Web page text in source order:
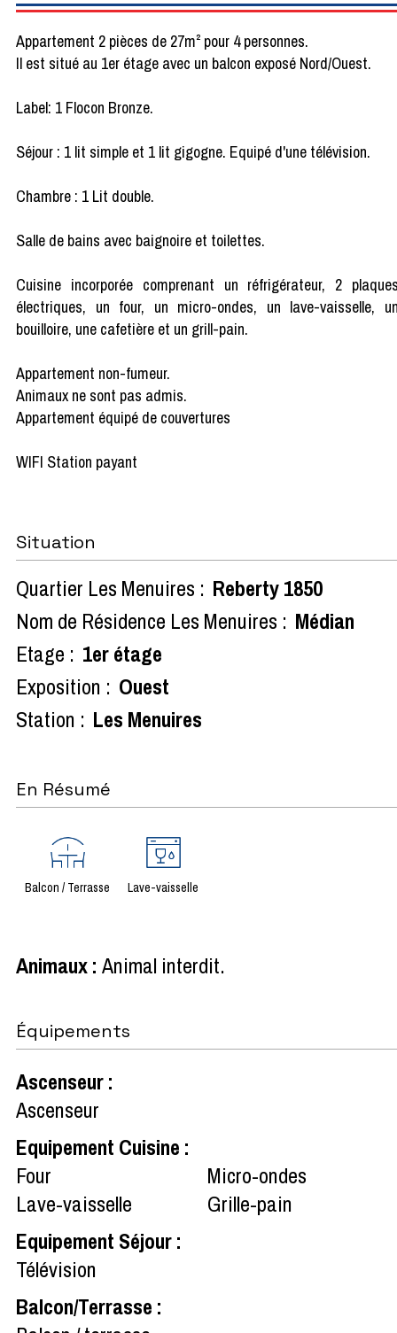
Appartement 2 pièces de 27m² pour 4 personnes.
Il est situé au 1er étage avec un balcon exposé Nord/Ouest.
Label: 1 Flocon Bronze.
Séjour : 1 lit simple et 1 lit gigogne. Equipé d'une télévision.
Chambre : 1 Lit double.
Salle de bains avec baignoire et toilettes.
Cuisine incorporée comprenant un réfrigérateur, 2
électriques, un four, un micro-ondes, un lave-vaisselle,
bouilloire, une cafetière et un grill-pain.
Appartement non-fumeur.
Animaux ne sont pas admis.
Appartement équipé de couvertures
WIFI Station payant
Situation
Quartier Les Menuires : Reberty 1850
Nom de Résidence Les Menuires : Médian
Etage : 1er étage
Exposition : Ouest
Station : Les Menuires
En Résumé
Balcon / Terrasse Lave-vaisselle
Animaux: Animal interdit
Équipements
Ascenseur:
Ascenseur
Equipement Cuisine :
Four
Micro-ondes
Lave-vaisselle
Grille-pain
Equipement Séjour:
Télévision
Balcon/Terrasse :